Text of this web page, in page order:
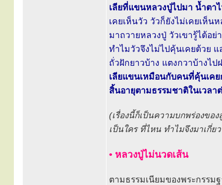
เลียที่แขนหลวงปู่ไปมา น้ำตา
เคยเห็นวัว วัวก็ยังไม่เคยเห็น
มาถวายหลวงปู่ วัวเขารู้ได้อย่
ทำไมวัวจึงไม่ไปคุ้นเคยด้วย
ถั่วฝักยาวบ้าง แตงกวาบ้างไป
เลียแขนเหมือนกับคนที่คุ้นเคย
สิ้นอายุตามธรรมชาติในเวลา
(เรื่องนี้ก็เป็นความบกพร่องขอ
เป็นใคร ที่ไหน ทำไมจึงมาเกี่ย
• หลวงปู่ไม่นวดเส้น
ตามธรรมเนียมของพระกรรม